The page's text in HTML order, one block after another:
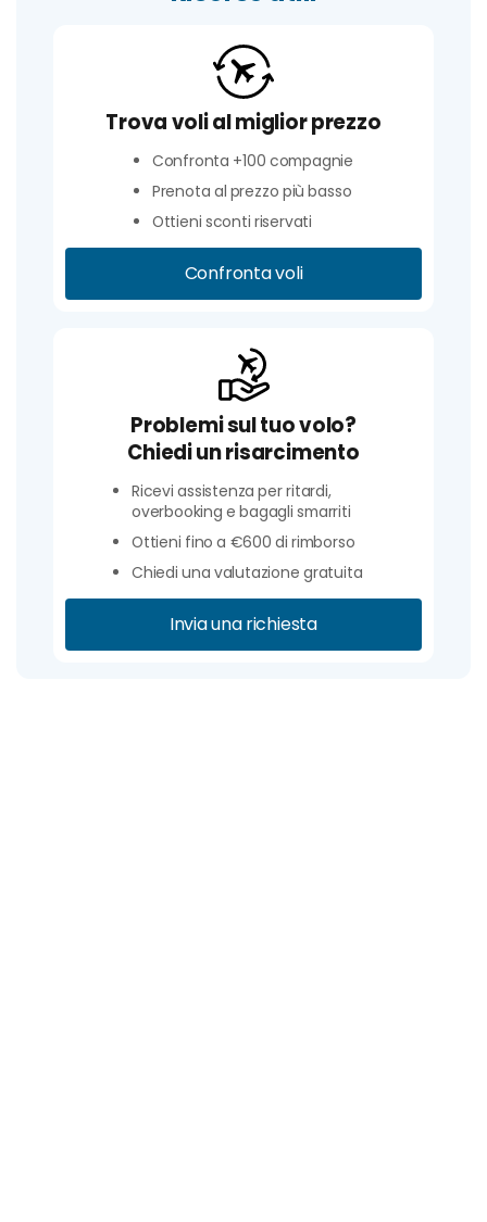
Trova voli al miglior prezzo
Confronta +100 compagnie
Prenota al prezzo più basso
Ottieni sconti riservati
Confronta voli
Problemi sul tuo volo?
Chiedi un risarcimento
Ricevi assistenza per ritardi,
overbooking e bagagli smarriti
Ottieni fino a €600 di rimborso
Chiedi una valutazione gratuita
Invia una richiesta